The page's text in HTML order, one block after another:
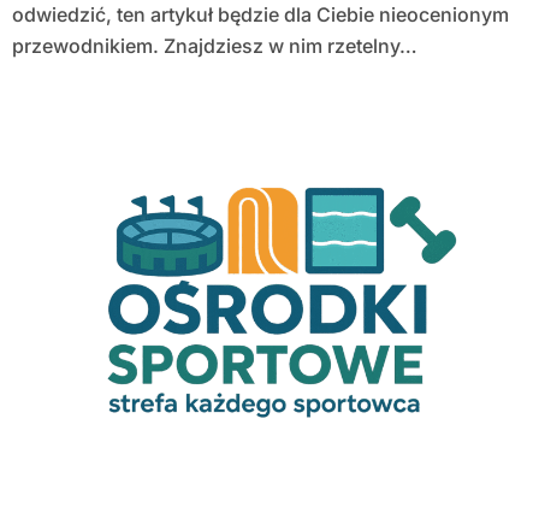
odwiedzić, ten artykuł będzie dla Ciebie nieocenionym
przewodnikiem. Znajdziesz w nim rzetelny…